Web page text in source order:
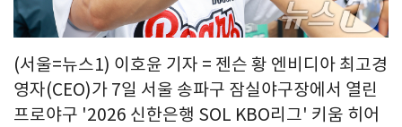
(서울=뉴스1) 이호윤 기자 = 젠슨 황 엔비디아 최고경
영자(CEO)가 7일 서울 송파구 잠실야구장에서 열린
프로야구 '2026 신한은행 SOL KBO리그' 키움 히어